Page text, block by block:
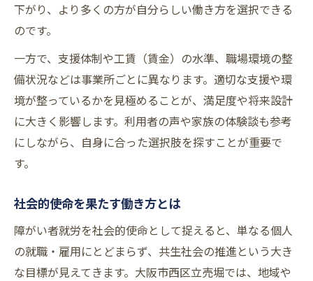
信頼できる障がい者就労支援先の見極め方
大阪市西区で安心して選べる支援先
障がい者就労支援先を選ぶポイント
実習受け入れ実績から見る支援先の信頼性
障がい者就労支援先の見極め方のコツ
下がり、より多くの方が自分らしい働き方を選択できる
のです。
一方で、支援体制や工賃（賃金）の水準、職場環境の整
備状況などは事業所ごとに異なります。適切な支援や環
境が整っているかを見極めることが、満足度や将来設計
に大きく影響します。利用者の声や家族の体験談も参考
にしながら、自身に合った選択肢を探すことが重要で
す。
社会的使命を果たす働き方とは
障がい者就労を社会的使命として捉えると、単なる個人
の就職・雇用にとどまらず、共生社会の推進という大き
な目標が見えてきます。大阪市西区立売堀では、地域や